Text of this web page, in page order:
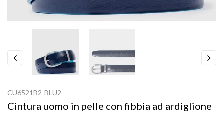
CU6521B2-BLU2
Cintura uomo in pelle con fibbia ad ardiglione